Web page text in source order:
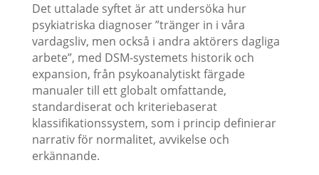
Det uttalade syftet är att undersöka hur
psykiatriska diagnoser ”tränger in i våra
vardagsliv, men också i andra aktörers dagliga
arbete”, med DSM-systemets historik och
expansion, från psykoanalytiskt färgade
manualer till ett globalt omfattande,
standardiserat och kriteriebaserat
klassifikationssystem, som i princip definierar
narrativ för normalitet, avvikelse och
erkännande.